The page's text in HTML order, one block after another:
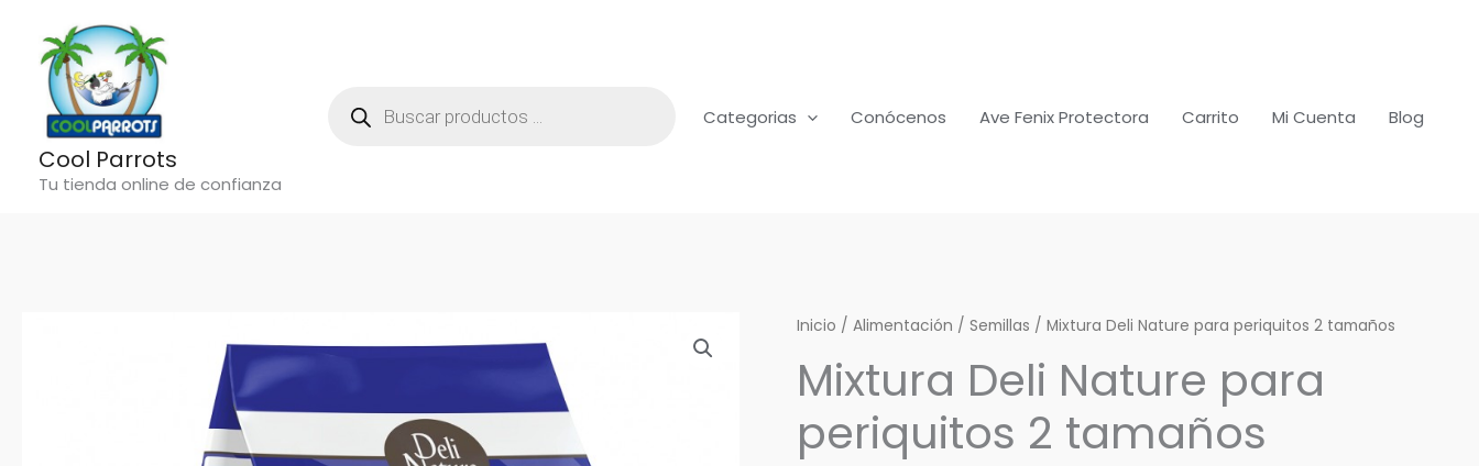
contenido
Cool Parrots
Tu tienda online de confianza
Productos Categorias Conócenos Ave Fenix Protectora Carrito Mi Cuenta Blog
Inicio /Alimentación /Semillas / Mixtura Deli Nature para periquitos 2 tamaños
Mixtura Deli Nature para
periquitos 2 tamaños
Rango
de
precios:
Mixtura
Nature
periquitos